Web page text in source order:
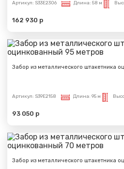
Артикул: S33E2306 Длина: 58 м
162 930 р
Забор из металлического штакетника
Артикул: S39E2158 Длина: 95 м
93 050 р
Забор из металлического штакетника